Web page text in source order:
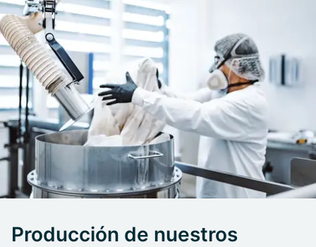
Producción de nuestros